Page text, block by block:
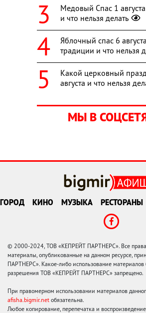
Медовый Спас 1
и что нельзя делать
Яблочный спас 6
традиции и что нельзя
Какой церковный
августа и что нельзя
МЫ В
ГОРОД КИНО МУЗЫКА РЕСТОРАНЫ
© 2000-2024, ТОВ «КЕПРЕЙТ ПАРТНЕРС». Все
материалы, опубликованные на данном ресурсе,
ПАРТНЕРС». Какое-либо использование материалов
разрешения ТОВ «КЕПРЕЙТ ПАРТНЕРС» запрещено.
При правомерном использовании материалов
afisha.bigmir.net обязательна.
Любое копирование, перепечатка и